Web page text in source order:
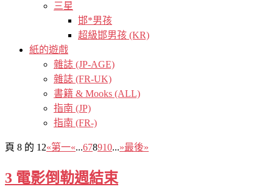
三星
邯*男孩
超級邯男孩 (KR)
紙的遊戲
雜誌 (JP-AGE)
雜誌 (FR-UK)
書籍 & Mooks (ALL)
指南 (JP)
指南 (FR-)
頁 8 的 12«第一«...678910...»最後»
3 電影倒勒週結束